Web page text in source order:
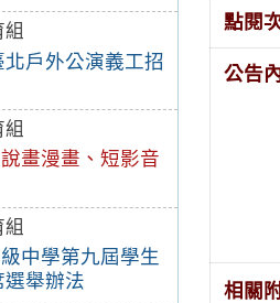
戶外公演義工招
畫漫畫、短影音
中學第九屆學生
選舉辦法
點閱
公告
相關